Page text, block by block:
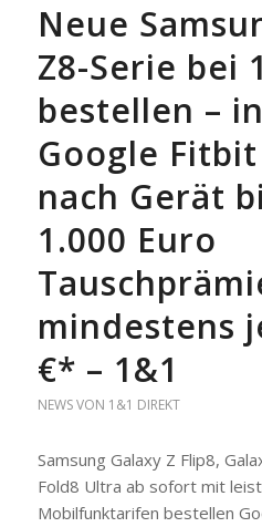
Neue
Z8-Serie bei
bestellen –
Google
nach Gerät
1.000 Euro
mindestens
€* – 1&1
NEWS VON 1&1 DIREKT
Samsung Galaxy Z Flip8,
Fold8 Ultra ab sofort mit
Mobilfunktarifen bestellen